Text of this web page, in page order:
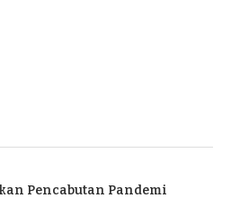
Pencabutan Pandemi